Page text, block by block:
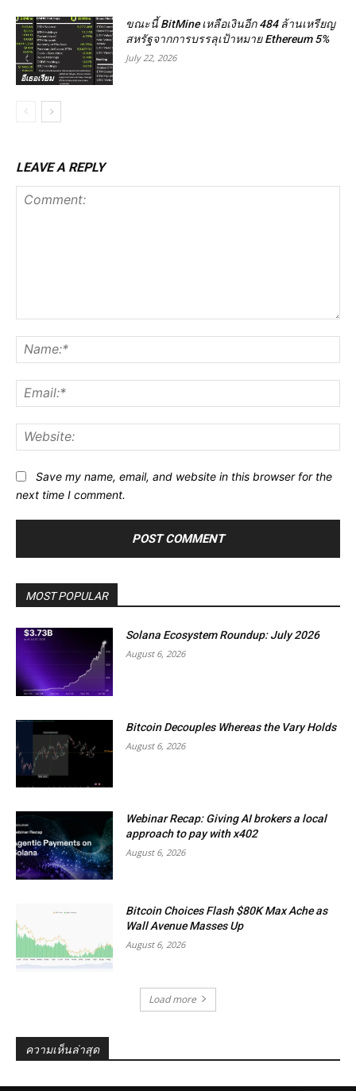
อีเธอเรียม
ขณะนี้ BitMine เหลือเงินอีก 484 ล้านเหรียญ
สหรัฐจากการบรรลุเป้าหมาย Ethereum 5%
July 22, 2026
LEAVE A REPLY
Save my name, email, and website in this browser for the
next time I comment.
MOST POPULAR
Solana Ecosystem Roundup: July 2026
August 6, 2026
Bitcoin Decouples Whereas the Vary Holds
August 6, 2026
Webinar Recap: Giving AI brokers a local
approach to pay with x402
August 6, 2026
Bitcoin Choices Flash $80K Max Ache as
Wall Avenue Masses Up
August 6, 2026
Load more
ความเห็นล่าสุด